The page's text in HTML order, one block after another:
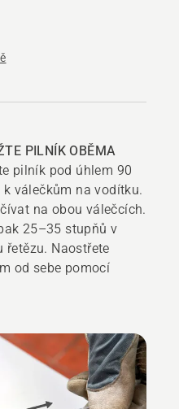
PILNÍK OBĚMA
pilník pod úhlem 90
válečkům na vodítku.
na obou válečcích.
25–35 stupňů v
Naostřete
od sebe pomocí